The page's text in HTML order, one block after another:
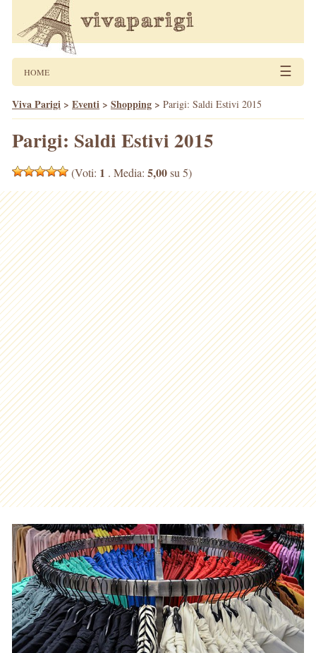
HOME ☰
Viva Parigi > Eventi > Shopping > Parigi: Saldi Estivi 2015
Parigi: Saldi Estivi 2015
(Voti: 1 . Media: 5,00su 5)